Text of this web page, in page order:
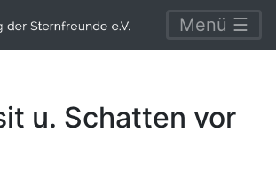
Menü ☰
u. Schatten vor